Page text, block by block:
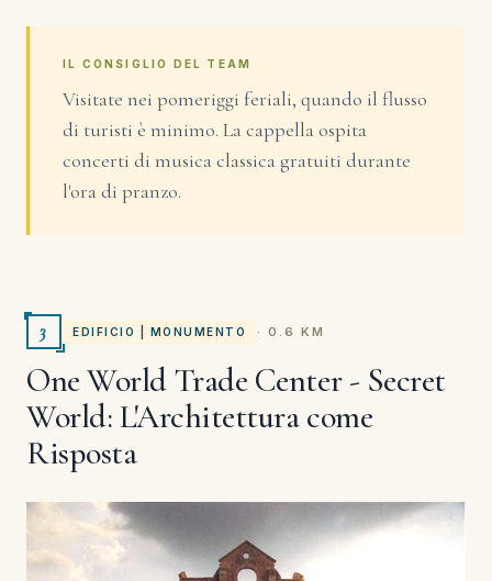
IL CONSIGLIO DEL TEAM
Visitate nei pomeriggi feriali, quando il flusso
di turisti è minimo. La cappella ospita
concerti di musica classica gratuiti durante
l'ora di pranzo.
3 EDIFICIO | MONUMENTO · 0.6 KM
One World Trade Center - Secret
World: L'Architettura come
Risposta